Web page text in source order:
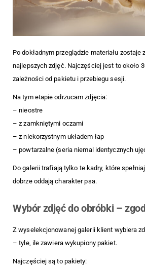
Po dokładnym przeglądzie materiału
najlepszych zdjęć. Najczęściej jest to około
zależności od pakietu i przebiegu sesji.
Na tym etapie odrzucam zdjęcia:
– nieostre
– z zamkniętymi oczami
– z niekorzystnym układem łap
– powtarzalne (seria niemal identycznych
Do galerii trafiają tylko te kadry, które
dobrze oddają charakter psa.
Wybór zdjęć do obróbki –
Z wyselekcjonowanej galerii klient wybiera
– tyle, ile zawiera wykupiony pakiet.
Najczęściej są to pakiety: